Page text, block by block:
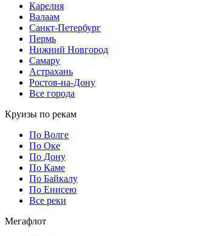
Карелия
Валаам
Санкт-Петербург
Пермь
Нижний Новгород
Самару
Астрахань
Ростов-на-Дону
Все города
Круизы по рекам
По Волге
По Оке
По Дону
По Каме
По Байкалу
По Енисею
Все реки
Мегафлот